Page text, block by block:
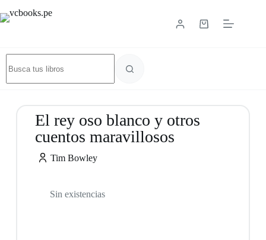
El rey oso blanco y otros
cuentos maravillosos
Tim Bowley
Sin existencias